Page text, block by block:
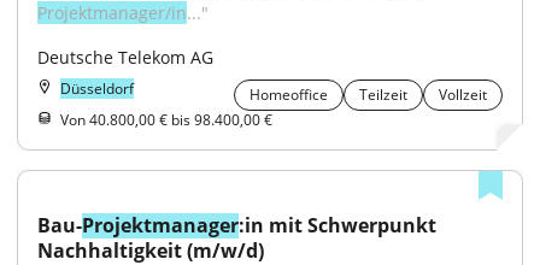
Projektmanager/in..."
Deutsche Telekom AG
Düsseldorf Homeoffice Teilzeit
Vollzeit
Von 40.800,00 € bis 98.400,00 €
Bau-Projektmanager:in mit Schwerpunkt
Nachhaltigkeit (m/w/d)